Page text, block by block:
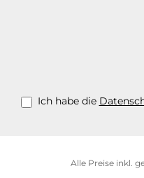
Ich habe die
Alle Preise inkl.